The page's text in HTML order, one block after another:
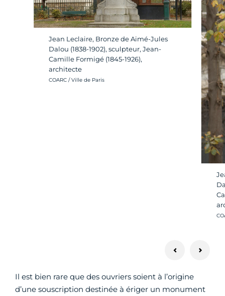
Jean Leclaire, Bronze de Aimé-Jules
Dalou (1838-1902), sculpteur, Jean-
Camille Formigé (1845-1926),
architecte
Crédit photo :
COARC / Ville de Paris
Il est bien rare que des ouvriers soient à l’origine
d’une souscription destinée à ériger un monument